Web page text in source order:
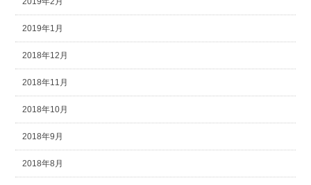
2019年1月
2018年12月
2018年11月
2018年10月
2018年9月
2018年8月